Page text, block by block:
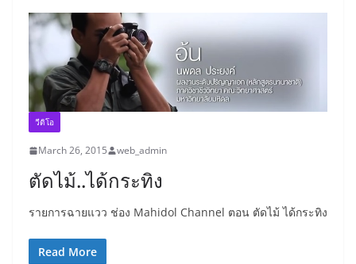
วีดิโอ
March 26, 2015 web_admin
ตัดไม้..ได้กระทิง
รายการฉายแวว ช่อง Mahidol Channel ตอน ตัดไม้ ได้กระทิง
Read More